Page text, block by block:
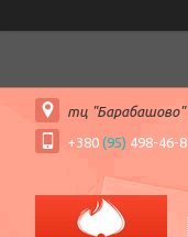
тц "Барабашово"
+380 (95) 498-46-